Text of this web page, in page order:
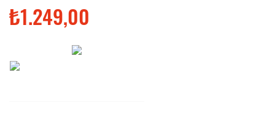
₺1.249,00